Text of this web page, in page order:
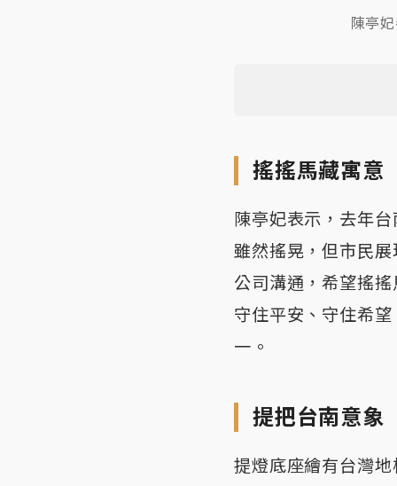
陳亭
搖搖馬藏寓
陳亭妃表示，去年
雖然搖晃，但市民
公司溝通，希望搖
守住平安、守住希
一。
提把台南意
提燈底座繪有台灣